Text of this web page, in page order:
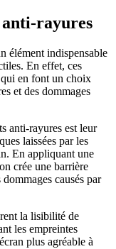
anti-rayures
élément indispensable
En effet, ces
en font un choix
et des dommages
anti-rayures est leur
laissées par les
En appliquant une
crée une barrière
causés par
la lisibilité de
les empreintes
plus agréable à